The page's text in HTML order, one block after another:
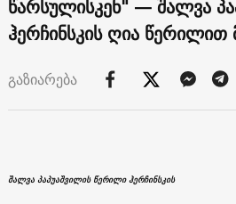
წარსულისკენ" — შალვა
ჰერჩინსკის ღია წერილით
გაზიარება
შალვა პაპუაშვილის წერილი ჰერჩინსკის